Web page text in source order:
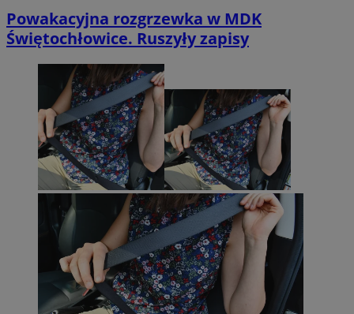
Powakacyjna rozgrzewka w MDK
Świętochłowice. Ruszyły zapisy